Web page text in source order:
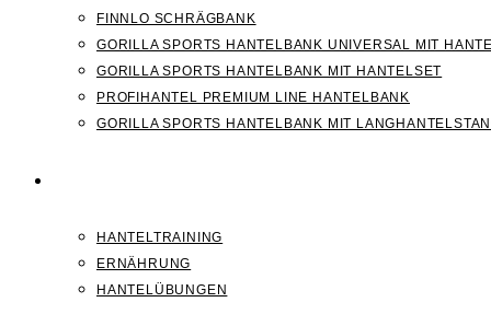
FINNLO SCHRÄGBANK
GORILLA SPORTS HANTELBANK UNIVERSAL MIT
GORILLA SPORTS HANTELBANK MIT HANTELSET
PROFIHANTEL PREMIUM LINE HANTELBANK
GORILLA SPORTS HANTELBANK MIT
HANTELTRAINING
ERNÄHRUNG
HANTELÜBUNGEN